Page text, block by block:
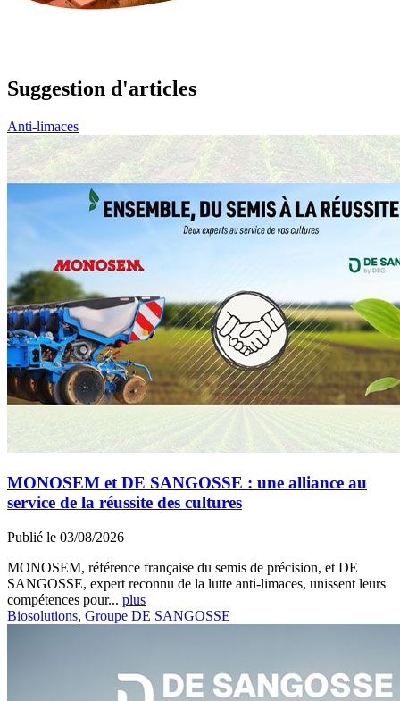
Suggestion d'articles
Anti-limaces
MONOSEM et DE SANGOSSE : une alliance au
service de la réussite des cultures
Publié le 03/08/2026
MONOSEM, référence française du semis de précision, et DE
SANGOSSE, expert reconnu de la lutte anti-limaces, unissent leurs
compétences pour... plus
Biosolutions, Groupe DE SANGOSSE